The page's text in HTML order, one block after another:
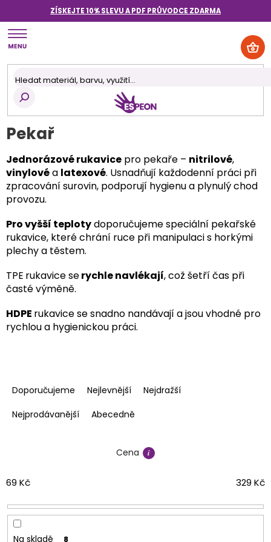
obsah
ZÍSKEJTE 10% SLEVU A PDF PRŮVODCE ZDARMA
Pekař
Jednorázové rukavice pro pekaře – nitrilové,
vinylovéa latexové. Usnadňují každodenní práci při
zpracování surovin, podporují hygienu a plynulý chod
provozu.
Pro vyšší teplotydoporučujeme speciální pekařské
rukavice, které chrání ruce při manipulaci s horkými
plechy a těstem.
TPE rukavice serychle navlékají, což šetří čas při
časté výměně.
HDPE rukavice se snadno nandávají a jsou vhodné pro
rychlou a hygienickou práci.
a
e
o
u
Doporučujeme Nejlevnější
Nejdražší
Nejprodávanější
Abecedně
Cena
69 Kč 329 Kč
Na skladě 8